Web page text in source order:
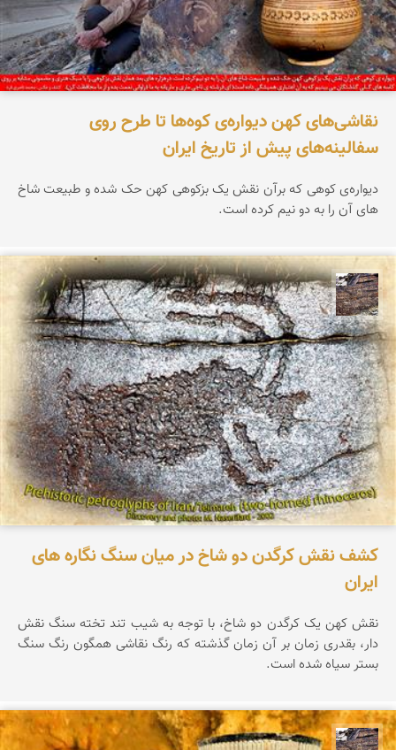
نقاشی‌های کهن دیواره‌ی کوه‌ها تا طرح روی
سفالینه‌های پیش از تاریخ ایران
دیواره‌ی کوهی که برآن نقش یک بزکوهی کهن حک شده و طبیعت شاخ
های آن را به دو نیم کرده است.
محمد ناصری فرد
کشف نقش کرگدن دو شاخ در میان سنگ نگاره های
ایران
نقش کهن یک کرگدن دو شاخ، با توجه به شیب تند تخته سنگ نقش
دار، بقدری زمان بر آن زمان گذشته که رنگ نقاشی همگون رنگ سنگ
بستر سیاه شده است.